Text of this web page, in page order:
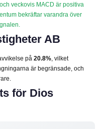
veckovis MACD är positiva
bekräftar varandra över
AB
på 20.8% , vilket
är begränsade, och
för Dios